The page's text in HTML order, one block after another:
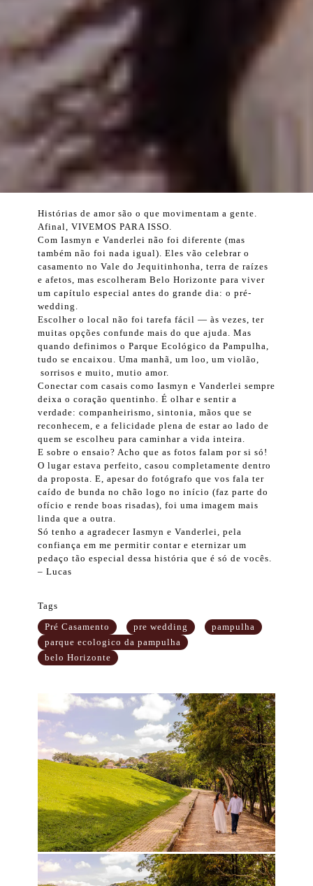
Histórias de amor são o que movimentam a gente.
Afinal, VIVEMOS PARA ISSO.
Com Iasmyn e Vanderlei não foi diferente (mas
também não foi nada igual). Eles vão celebrar o
casamento no Vale do Jequitinhonha, terra de raízes
e afetos, mas escolheram Belo Horizonte para viver
um capítulo especial antes do grande dia: o pré-
wedding.
Escolher o local não foi tarefa fácil — às vezes, ter
muitas opções confunde mais do que ajuda. Mas
quando definimos o Parque Ecológico da Pampulha,
tudo se encaixou. Uma manhã, um loo, um violão,
sorrisos e muito, mutio amor.
Conectar com casais como Iasmyn e Vanderlei sempre
deixa o coração quentinho. É olhar e sentir a
verdade: companheirismo, sintonia, mãos que se
reconhecem, e a felicidade plena de estar ao lado de
quem se escolheu para caminhar a vida inteira.
E sobre o ensaio? Acho que as fotos falam por si só!
O lugar estava perfeito, casou completamente dentro
da proposta. E, apesar do fotógrafo que vos fala ter
caído de bunda no chão logo no início (faz parte do
ofício e rende boas risadas), foi uma imagem mais
linda que a outra.
Só tenho a agradecer Iasmyn e Vanderlei, pela
confiança em me permitir contar e eternizar um
pedaço tão especial dessa história que é só de vocês.
– Lucas
Tags
Pré Casamento
pre wedding
pampulha
parque ecologico da pampulha
belo Horizonte